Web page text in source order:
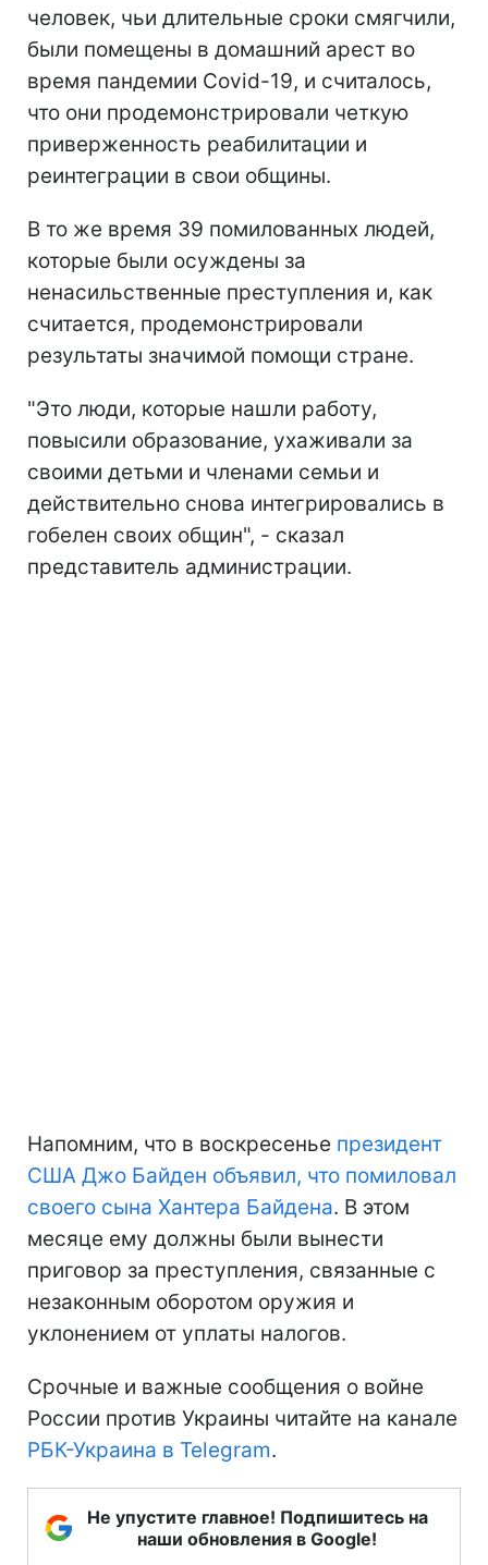
человек, чьи длительные сроки смягчили,
были помещены в домашний арест во
время пандемии Covid-19, и считалось,
что они продемонстрировали четкую
приверженность реабилитации и
реинтеграции в свои общины.
В то же время 39 помилованных людей,
которые были осуждены за
ненасильственные преступления и, как
считается, продемонстрировали
результаты значимой помощи стране.
"Это люди, которые нашли работу,
повысили образование, ухаживали за
своими детьми и членами семьи и
действительно снова интегрировались в
гобелен своих общин", - сказал
представитель администрации.
Напомним, что в воскресенье президент
США Джо Байден объявил, что помиловал
своего сына Хантера Байдена. В этом
месяце ему должны были вынести
приговор за преступления, связанные с
незаконным оборотом оружия и
уклонением от уплаты налогов.
Срочные и важные сообщения о войне
России против Украины читайте на канале
РБК-Украина в Telegram.
Не упустите главное! Подпишитесь на
наши обновления в Google!